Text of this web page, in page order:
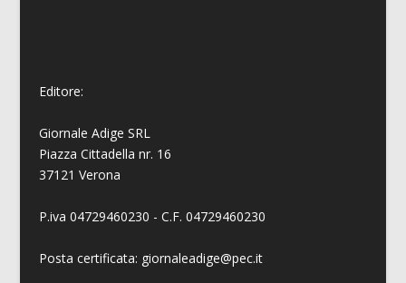
Editore:
Giornale Adige SRL
Piazza Cittadella nr. 16
37121 Verona
P.iva 04729460230 - C.F. 04729460230
Posta certificata: giornaleadige@pec.it